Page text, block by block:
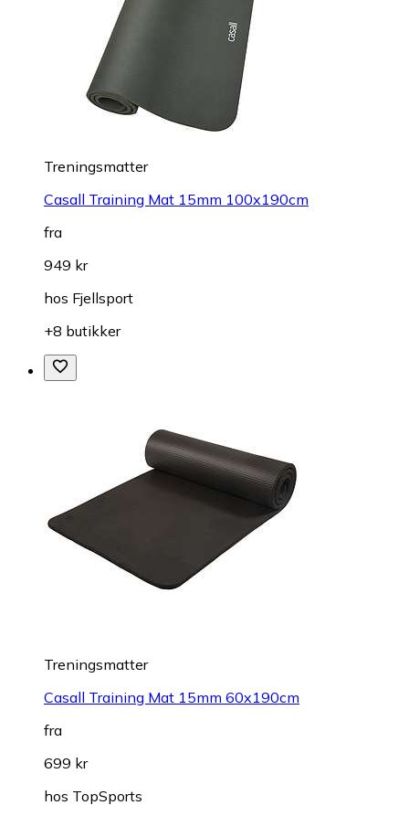
Treningsmatter
Casall Training Mat 15mm 100x190cm
fra
949 kr
hos Fjellsport
+8 butikker
Treningsmatter
Casall Training Mat 15mm 60x190cm
fra
699 kr
hos TopSports